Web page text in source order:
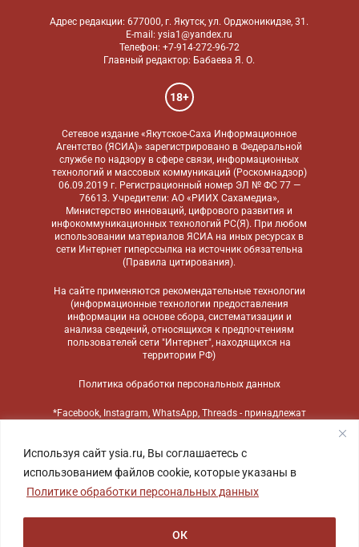
Используя сайт ysia.ru, Вы соглашаетесь с
использованием файлов cookie, которые указаны в
Политике обработки персональных данных
ОК
Адрес редакции: 677000, г. Якутск, ул. Орджоникидзе, 31.
E-mail: ysia1@yandex.ru
Телефон: +7-914-272-96-72
Главный редактор: Бабаева Я. О.
18+
Сетевое издание «Якутское-Саха Информационное
Агентство (ЯСИА)» зарегистрировано в Федеральной
службе по надзору в сфере связи, информационных
технологий и массовых коммуникаций (Роскомнадзор)
06.09.2019 г. Регистрационный номер ЭЛ № ФС 77 —
76613. Учредители: АО «РИИХ Сахамедиа»,
Министерство инноваций, цифрового развития и
инфокоммуникационных технологий РС(Я). При любом
использовании материалов ЯСИА на иных ресурсах в
сети Интернет гиперссылка на источник обязательна
(Правила цитирования).
На сайте применяются рекомендательные технологии
(информационные технологии предоставления
информации на основе сбора, систематизации и
анализа сведений, относящихся к предпочтениям
пользователей сети "Интернет", находящихся на
территории РФ)
Политика обработки персональных данных
*Facebook, Instagram, WhatsApp, Threads - принадлежат